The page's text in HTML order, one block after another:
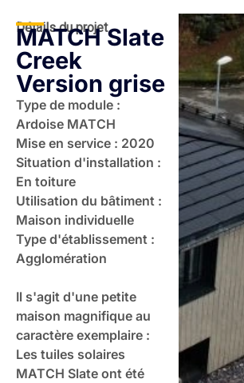
Détails du projet
MATCH Slate
Creek
Version grise
Type de module :
Ardoise MATCH
Mise en service : 2020
Situation d'installation :
En toiture
Utilisation du bâtiment :
Maison individuelle
Type d'établissement :
Agglomération
Il s'agit d'une petite
maison magnifique au
caractère exemplaire :
Les tuiles solaires
MATCH Slate ont été